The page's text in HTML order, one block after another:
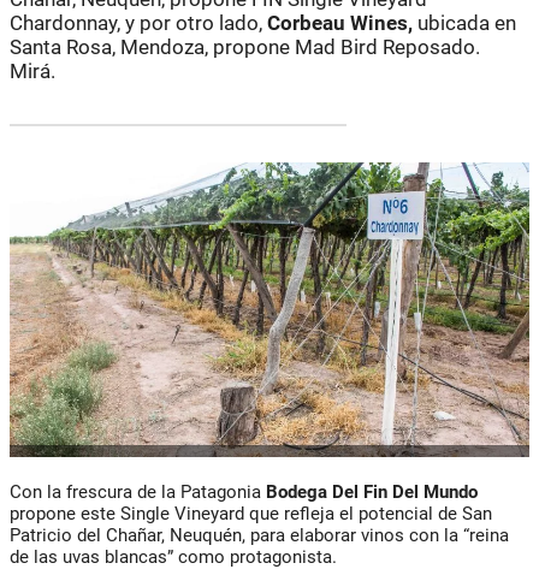
Chardonnay, y por otro lado, Corbeau Wines, ubicada en
Santa Rosa, Mendoza, propone Mad Bird Reposado.
Mirá.
Con la frescura de la Patagonia Bodega Del Fin Del Mundo
propone este Single Vineyard que refleja el potencial de San
Patricio del Chañar, Neuquén, para elaborar vinos con la “reina
de las uvas blancas” como protagonista.